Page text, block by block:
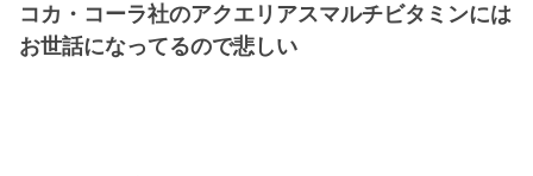
コカ・コーラ社のアクエリアスマルチビタミンには
お世話になってるので悲しい